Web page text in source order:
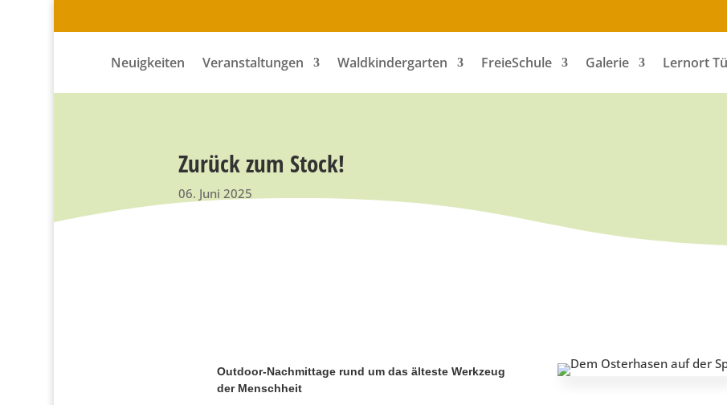
Neuigkeiten Veranstaltungen Waldkindergarten FreieSchule Galerie Lernort
Zurück zum Stock!
06. Juni 2025
Outdoor-Nachmittage rund um das älteste Werkzeug
der Menschheit